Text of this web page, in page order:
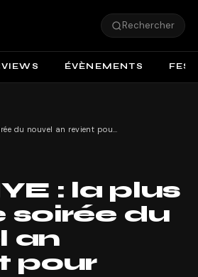
Rechercher
ÉVÈNEMENTS
FCKNYE : la plus grosse soirée du nouvel an revient pour 2025 !
: la plus
soirée du
an
pour